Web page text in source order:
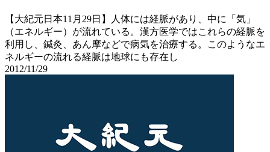
【大紀元日本11月29日】人体には経脈があり、中に「気」
（エネルギー）が流れている。漢方医学ではこれらの経脈を
利用し、鍼灸、あん摩などで病気を治療する。このようなエ
ネルギーの流れる経脈は地球にも存在し
2012/11/29